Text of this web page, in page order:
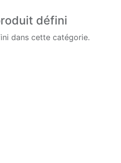
défini
dans cette catégorie.